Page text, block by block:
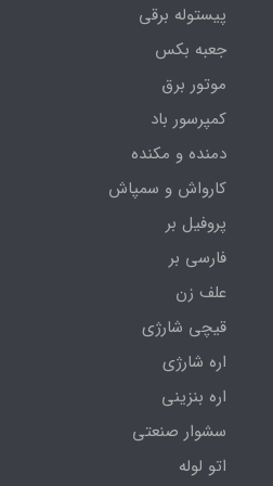
پیستوله برقی
جعبه بکس
موتور برق
کمپرسور باد
دمنده و مکنده
کارواش و سمپاش
پروفیل بر
فارسی بر
علف زن
قیچی شارژی
اره شارژی
اره بنزینی
سشوار صنعتی
اتو لوله